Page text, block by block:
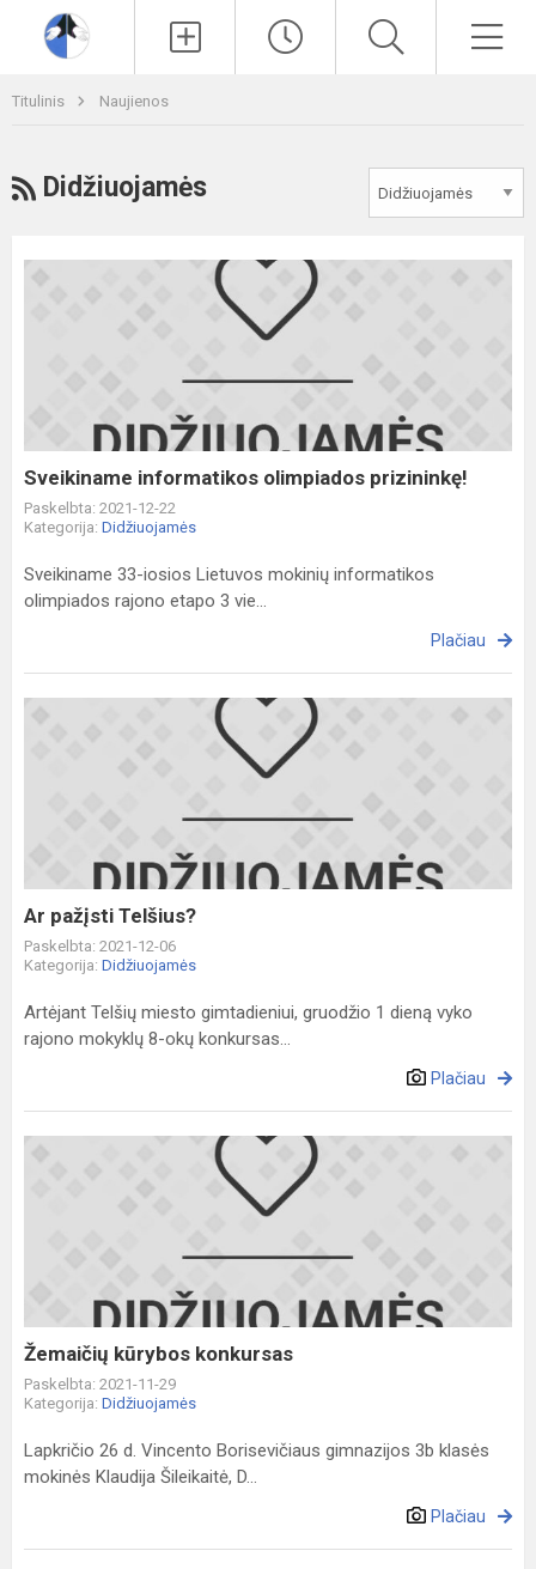
Titulinis Naujienos
RSS
Didžiuojamės
Sveikiname
Sveikiname informatikos olimpiados prizininkę!
Paskelbta: 2021-12-22
Kategorija: Didžiuojamės
Sveikiname 33-iosios Lietuvos mokinių informatikos
olimpiados rajono etapo 3 vie...
Plačiau
Ar
Ar pažįsti Telšius?
Paskelbta: 2021-12-06
Kategorija: Didžiuojamės
Artėjant Telšių miesto gimtadieniui, gruodžio 1 dieną vyko
rajono mokyklų 8-okų konkursas...
Plačiau
Žemaičių
Žemaičių kūrybos konkursas
Paskelbta: 2021-11-29
Kategorija: Didžiuojamės
Lapkričio 26 d. Vincento Borisevičiaus gimnazijos 3b klasės
mokinės Klaudija Šileikaitė, D...
Plačiau